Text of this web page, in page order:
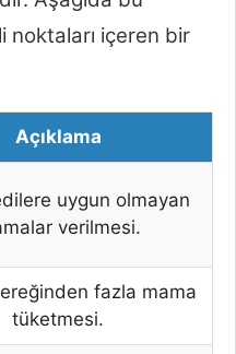
noktaları içeren bir
Açıklama
uygun olmayan
verilmesi.
fazla mama
tüketmesi.